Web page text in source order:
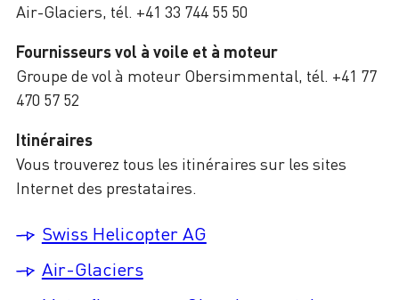
Air-Glaciers, tél. +41 33 744 55 50
Fournisseurs vol à voile et à moteur
Groupe de vol à moteur Obersimmental, tél. +41 77
470 57 52
Itinéraires
Vous trouverez tous les itinéraires sur les sites
Internet des prestataires.
Swiss Helicopter AG
Air-Glaciers